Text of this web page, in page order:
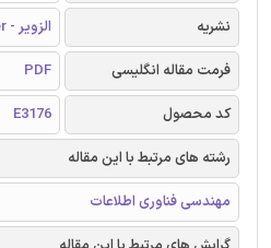
نشریه
الزویر - Elsevier
فرمت مقاله انگلیسی
PDF
کد محصول
E3176
رشته های مرتبط با این مقاله
مهندسی فناوری اطلاعات